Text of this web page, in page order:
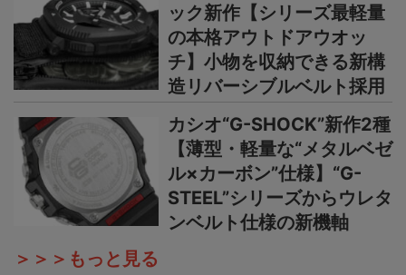
ック新作【シリーズ最軽量
の本格アウトドアウオッ
チ】小物を収納できる新構
造リバーシブルベルト採用
カシオ“G-SHOCK”新作2種
【薄型・軽量な“メタルベゼ
ル×カーボン”仕様】“G-
STEEL”シリーズからウレタ
ンベルト仕様の新機軸
＞＞＞もっと見る